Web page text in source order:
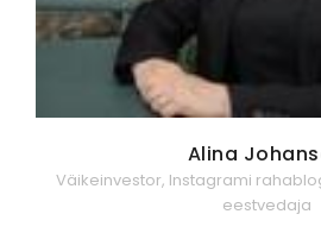
Alina
Väikeinvestor, Instagrami
eestvedaja